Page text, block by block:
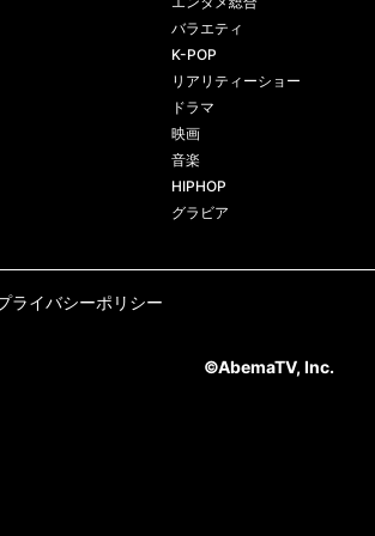
バラエティ
K-POP
リアリティーショー
ドラマ
映画
音楽
HIPHOP
グラビア
ライバシーポリシー
©AbemaTV, Inc.